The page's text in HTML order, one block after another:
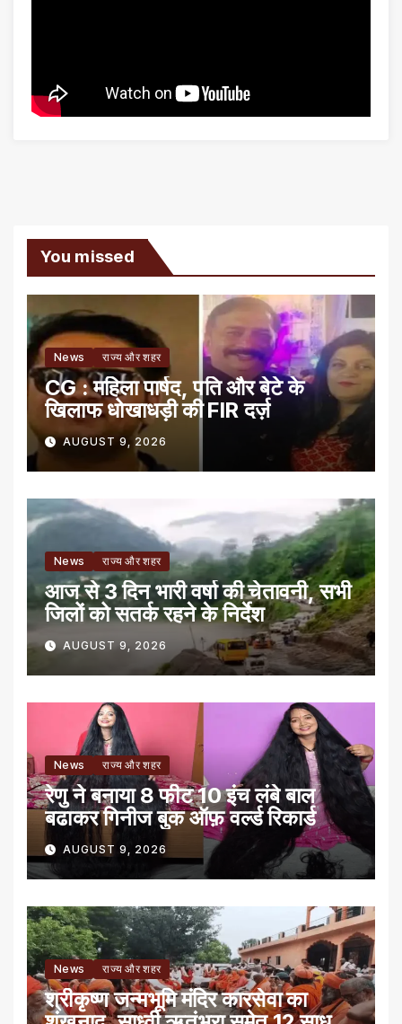
You missed
News राज्य और शहर
CG : महिला पार्षद, पति और बेटे के
खिलाफ धोखाधड़ी की FIR दर्ज़
AUGUST 9, 2026
News राज्य और शहर
आज से 3 दिन भारी वर्षा की चेतावनी, सभी
जिलों को सतर्क रहने के निर्देश
AUGUST 9, 2026
News राज्य और शहर
रेणु ने बनाया 8 फीट 10 इंच लंबे बाल
बढाकर गिनीज बुक ऑफ़ वर्ल्ड रिकार्ड
AUGUST 9, 2026
News राज्य और शहर
श्रीकृष्ण जन्मभूमि मंदिर कारसेवा का